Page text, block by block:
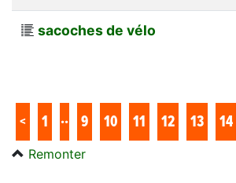
sacoches de vélo
< 1 .. 9 10 11 12 13 14
Remonter